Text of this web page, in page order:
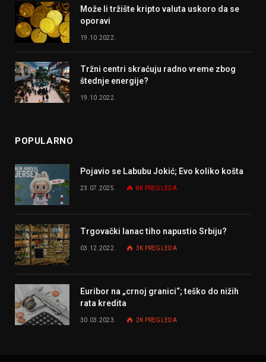
Može li tržište kripto valuta uskoro da se
oporavi
19.10.2022.
Tržni centri skraćuju radno vreme zbog
štednje energije?
19.10.2022.
POPULARNO
Pojavio se Labubu Jokić; Evo koliko košta
23.07.2025. 8K PREGLEDA
Trgovački lanac tiho napustio Srbiju?
03.12.2022. 3K PREGLEDA
Euribor na „crnoj granici“; teško do nižih
rata kredita
30.03.2023. 2K PREGLEDA